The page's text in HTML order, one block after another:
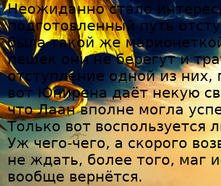
Неожиданно стало
подготовленный путь
была такой же
пешек они не берегут и
отступление одной из
вот Юнирена даёт некую
что Лаан вполне могла
Только вот воспользуется
Уж чего-чего, а скорого
не ждать, более того, маг
вообще вернётся.